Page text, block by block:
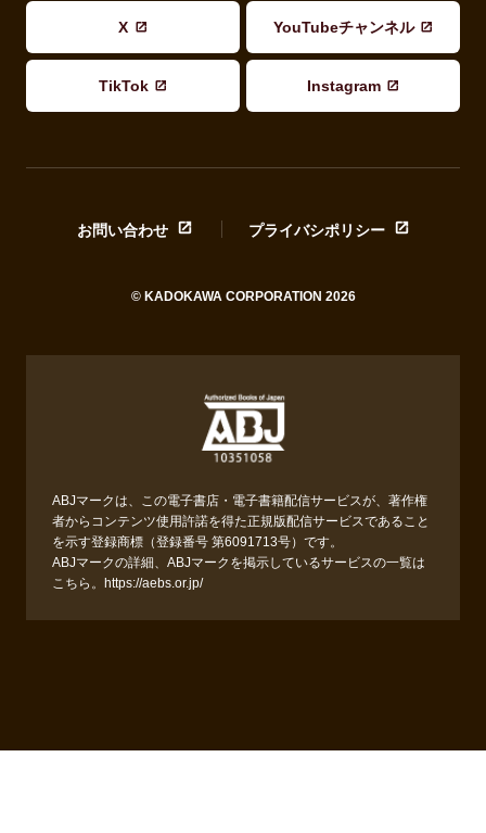
X YouTubeチャンネル
TikTok Instagram
お問い合わせ プライバシポリシー
© KADOKAWA CORPORATION 2026
ABJマークは、この電子書店・電子書籍配信サービスが、著作権
者からコンテンツ使用許諾を得た正規版配信サービスであること
を示す登録商標（登録番号 第6091713号）です。
ABJマークの詳細、ABJマークを掲示しているサービスの一覧は
こちら。
https://aebs.or.jp/